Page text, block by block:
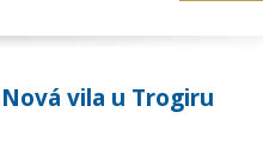
Nová vila u Trogiru